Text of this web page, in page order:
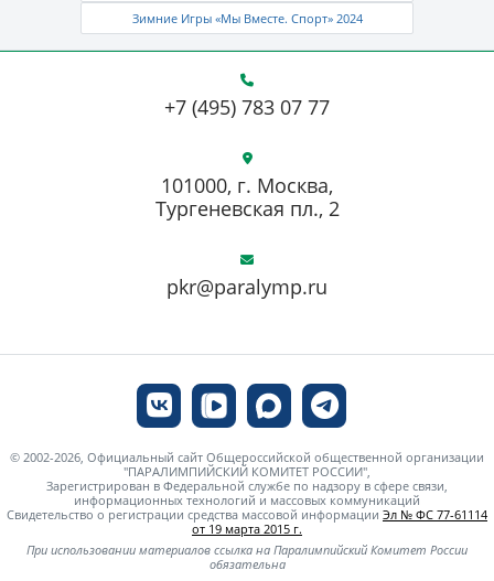
Зимние Игры «Мы Вместе. Спорт» 2024
+7 (495) 783 07 77
pkr@paralymp.ru
101000, г. Москва,
Тургеневская пл., 2
© 2002-2026, Официальный сайт Общероссийской общественной организации
"ПАРАЛИМПИЙСКИЙ КОМИТЕТ РОССИИ",
Зарегистрирован в Федеральной службе по надзору в сфере связи,
информационных технологий и массовых коммуникаций
Свидетельство о регистрации средства массовой информации Эл № ФС 77-61114
от 19 марта 2015 г.
При использовании материалов ссылка на Паралимпийский Комитет России
обязательна